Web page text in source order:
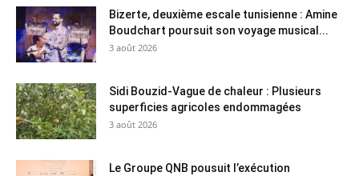
Bizerte, deuxième escale tunisienne : Amine
Boudchart poursuit son voyage musical...
3 août 2026
Sidi Bouzid-Vague de chaleur : Plusieurs
superficies agricoles endommagées
3 août 2026
Le Groupe QNB pousuit l’exécution